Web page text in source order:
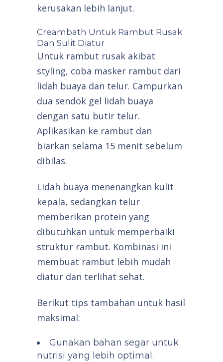
kerusakan lebih lanjut.
Creambath Untuk Rambut Rusak
Dan Sulit Diatur
Untuk rambut rusak akibat
styling, coba masker rambut dari
lidah buaya dan telur. Campurkan
dua sendok gel lidah buaya
dengan satu butir telur.
Aplikasikan ke rambut dan
biarkan selama 15 menit sebelum
dibilas.
Lidah buaya menenangkan kulit
kepala, sedangkan telur
memberikan protein yang
dibutuhkan untuk memperbaiki
struktur rambut. Kombinasi ini
membuat rambut lebih mudah
diatur dan terlihat sehat.
Berikut tips tambahan untuk hasil
maksimal:
Gunakan bahan segar untuk
nutrisi yang lebih optimal.